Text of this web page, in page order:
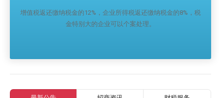
增值税返还缴纳税金的12%，企业所得税返还缴纳税金的8%，税
金特别大的企业可以个案处理。